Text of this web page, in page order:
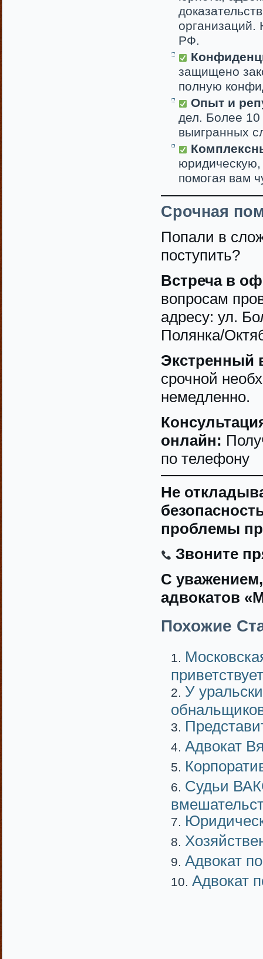
организаций.
РФ.
защищено
полную
Опыт и
дел. Более 10
выигранных
юридическую,
помогая вам
Срочная
Попали в
поступить?
Встреча в
вопросам
адресу: ул.
Полянка/
Экстренный
срочной
немедленно.
онлайн:
по телефону
Не
проблемы
Звоните
С
адвокатов
Похожие
У
Адвокат
Судьи
Адвокат
Адвокат